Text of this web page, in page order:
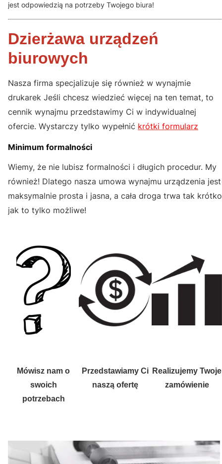
jest odpowiedzią na potrzeby Twojego biura!
Dzierżawa urządzeń
biurowych
Nasza firma specjalizuje się również w wynajmie
drukarek Jeśli chcesz wiedzieć więcej na ten temat, to
cennik wynajmu przedstawimy Ci w indywidualnej
ofercie. Wystarczy tylko wypełnić krótki formularz
Minimum formalności
Wiemy, że nie lubisz formalności i długich procedur. My
również! Dlatego nasza umowa wynajmu urządzenia jest
maksymalnie prosta i jasna, a cała droga trwa tak krótko
jak to tylko możliwe!
Mówisz nam o
swoich
potrzebach
Przedstawiamy Ci
naszą ofertę
Realizujemy Twoje
zamówienie